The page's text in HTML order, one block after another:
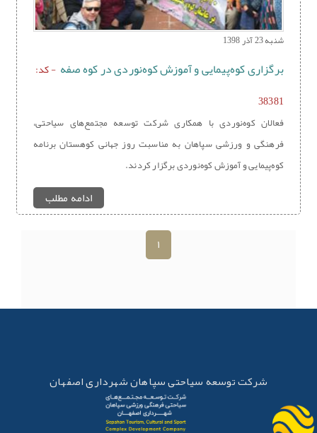
شنبه 23 آذر 1398
برگزاری کوه‌پیمایی و آموزش کوه‌نوردی در کوه صفه - کد:
38381
فعالان کوه‌نوردی با همکاری شرکت توسعه مجتمع‌های سیاحتی،
فرهنگی و ورزشی سپاهان به مناسبت روز جهانی کوهستان برنامه
کوه‌پیمایی و آموزش کوه‌نوردی برگزار کردند.
ادامه مطلب
شرکت توسعه سیاحتی سپاهان شهرداری اصفهان